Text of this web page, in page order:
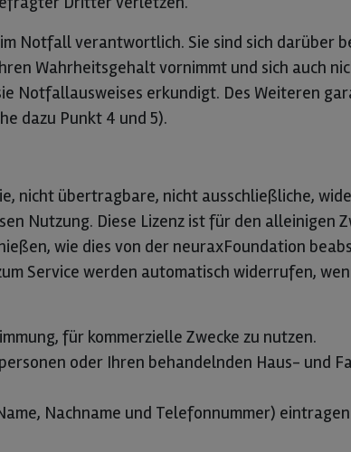
Notfall verantwortlich. Sie sind sich darüber
Wahrheitsgehalt vornimmt und sich auch
Notfallausweises erkundigt. Des Weiteren
dazu Punkt 4 und 5).
nicht übertragbare, nicht ausschließliche,
Nutzung. Diese Lizenz ist für den alleinigen
wie dies von der neuraxFoundation
Service werden automatisch widerrufen,
für kommerzielle Zwecke zu nutzen.
oder Ihren behandelnden Haus- und
Nachname und Telefonnummer)